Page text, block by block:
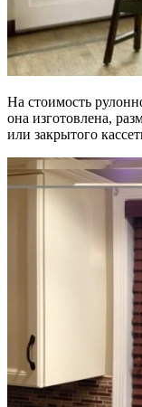
На стоимость
она изготовлена,
или закрытого